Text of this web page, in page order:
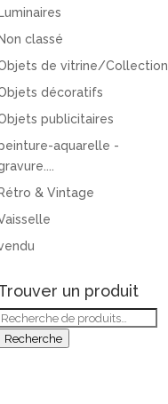
Luminaires
Non classé
de vitrine/Collection
décoratifs
publicitaires
aquarelle -
Rétro & Vintage
un produit
Recherche
pour :
Recherche